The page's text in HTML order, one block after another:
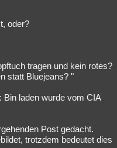
oder?
tragen und kein rotes?
statt Bluejeans? "
Bin laden wurde vom CIA
Post gedacht.
trotzdem bedeutet dies